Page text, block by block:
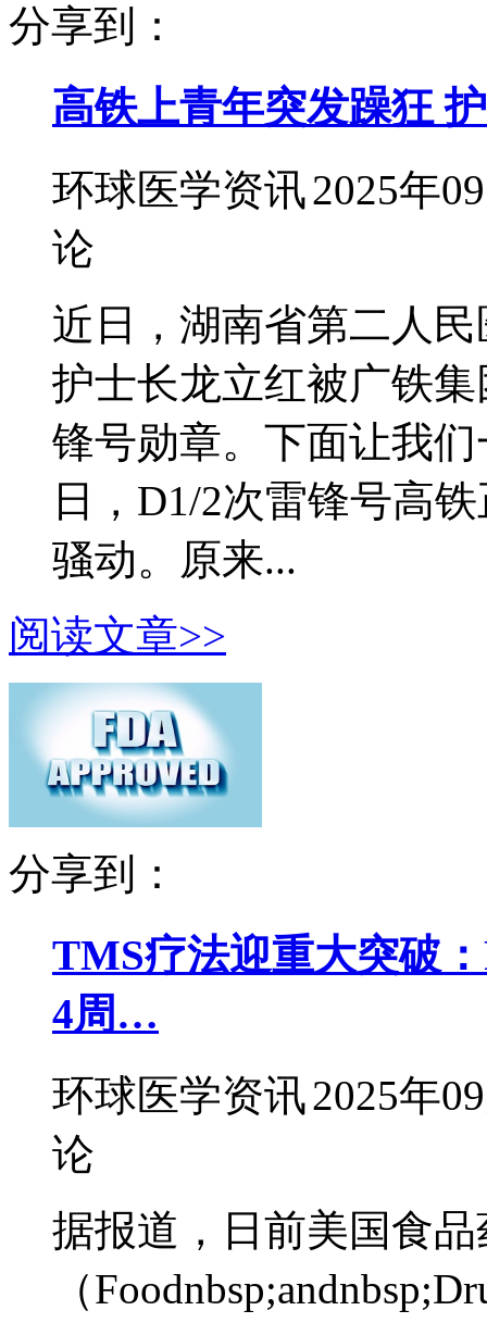
分享到：
高铁上青年突发躁狂
环球医学资讯2025年
论
近日，湖南省第二人
护士长龙立红被广铁
锋号勋章。下面让我
日，D1/2次雷锋号高
骚动。原来...
阅读文章>>
分享到：
TMS疗法迎重大突破
4周…
环球医学资讯2025年
论
据报道，日前美国食
（